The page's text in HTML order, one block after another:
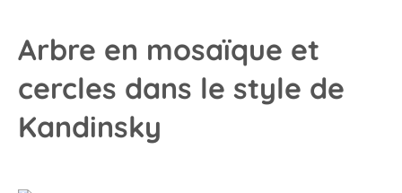
Arbre en mosaïque et
cercles dans le style de
Kandinsky